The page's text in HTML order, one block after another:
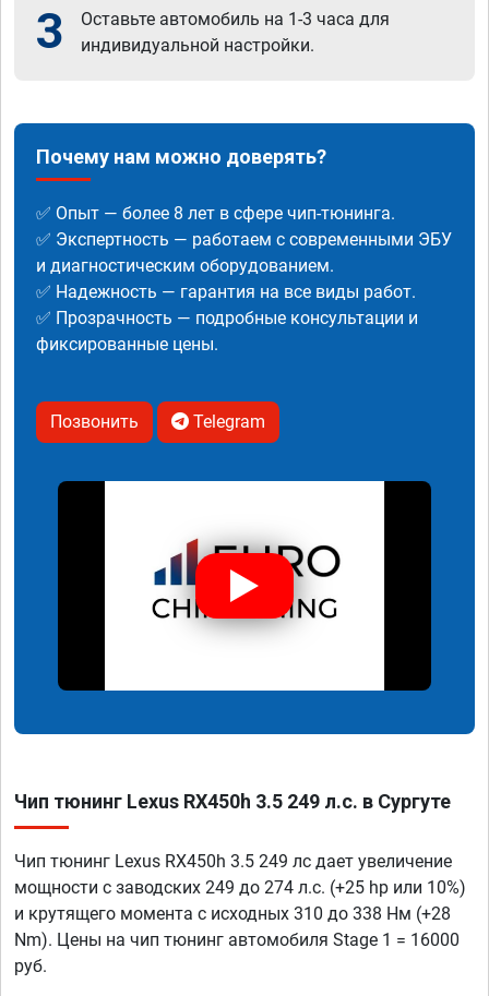
3
Оставьте автомобиль на 1-3 часа для
индивидуальной настройки.
Почему нам можно доверять?
✅ Опыт — более 8 лет в сфере чип-тюнинга.
✅ Экспертность — работаем с современными ЭБУ
и диагностическим оборудованием.
✅ Надежность — гарантия на все виды работ.
✅ Прозрачность — подробные консультации и
фиксированные цены.
Позвонить Telegram
Чип тюнинг Lexus RX450h 3.5 249 л.с. в Сургуте
Чип тюнинг Lexus RX450h 3.5 249 лс дает увеличение
мощности с заводских 249 до 274 л.с. (+25 hp или 10%)
и крутящего момента с исходных 310 до 338 Нм (+28
Nm). Цены на чип тюнинг автомобиля Stage 1 = 16000
руб.